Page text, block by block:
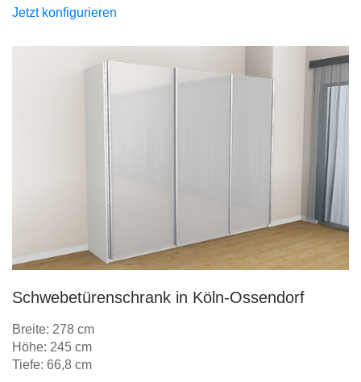
Jetzt konfigurieren
Schwebetürenschrank in Köln-Ossendorf
Breite: 278 cm
Höhe: 245 cm
Tiefe: 66,8 cm